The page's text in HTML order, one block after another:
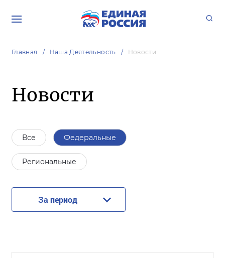
Главная Наша Деятельность Новости
Новости
Все Федеральные
Региональные
За период